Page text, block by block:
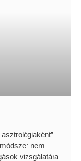
nem
vizsgálatára